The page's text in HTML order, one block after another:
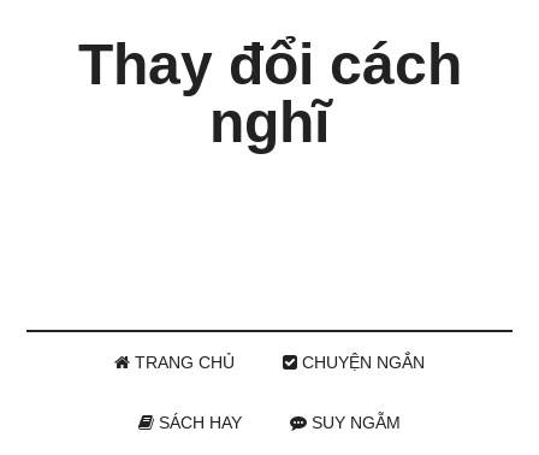
Thay đổi cách
nghĩ
TRANG CHỦ CHUYỆN NGẮN
SÁCH HAY SUY NGẪM